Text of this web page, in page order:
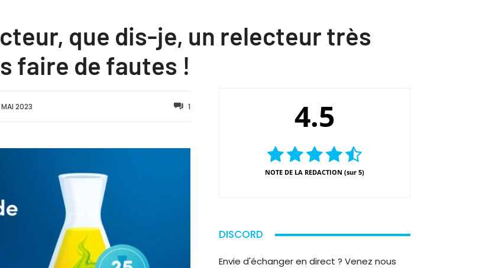
que dis-je, un relecteur très
faire de fautes !
2023 1 4.5
NOTE DE LA REDACTION (sur 5)
DISCORD
Envie d'échanger en direct ? Venez nous